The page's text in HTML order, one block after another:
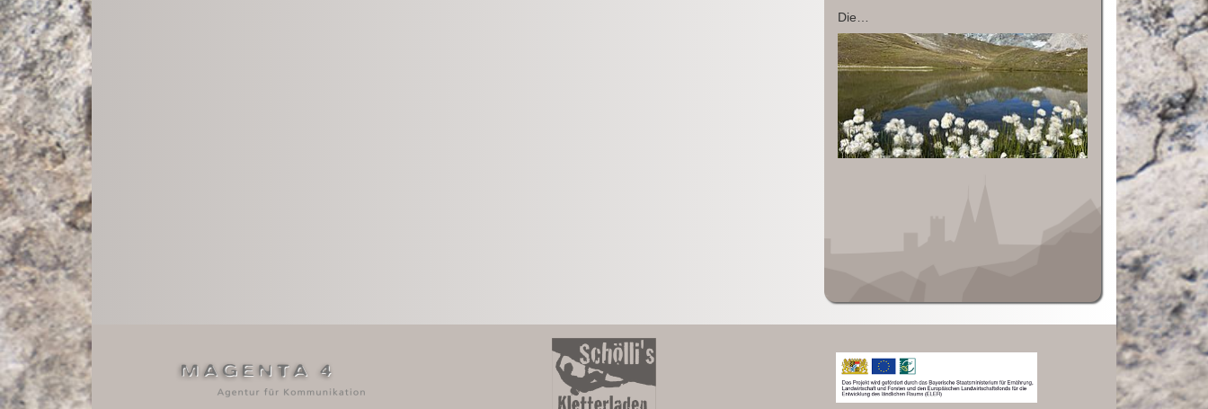
Die…